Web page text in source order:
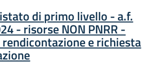
di primo livello - a.f.
- risorse NON PNRR -
e richiesta